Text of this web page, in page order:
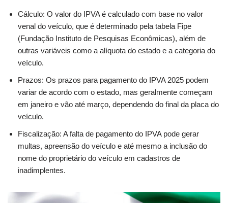
Cálculo: O valor do IPVA é calculado com base no valor
venal do veículo, que é determinado pela tabela Fipe
(Fundação Instituto de Pesquisas Econômicas), além de
outras variáveis como a alíquota do estado e a categoria do
veículo.
Prazos: Os prazos para pagamento do IPVA 2025 podem
variar de acordo com o estado, mas geralmente começam
em janeiro e vão até março, dependendo do final da placa do
veículo.
Fiscalização: A falta de pagamento do IPVA pode gerar
multas, apreensão do veículo e até mesmo a inclusão do
nome do proprietário do veículo em cadastros de
inadimplentes.